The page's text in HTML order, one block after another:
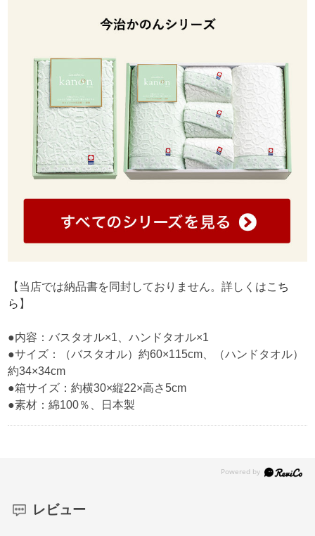
【当店では納品書を同封しておりません。詳しくはこち
ら 】
●内容：バスタオル×1、ハンドタオル×1
●サイズ：（バスタオル）約60×115cm、（ハンドタオル）
約34×34cm
●箱サイズ：約横30×縦22×高さ5cm
●素材：綿100％、日本製
レビュー